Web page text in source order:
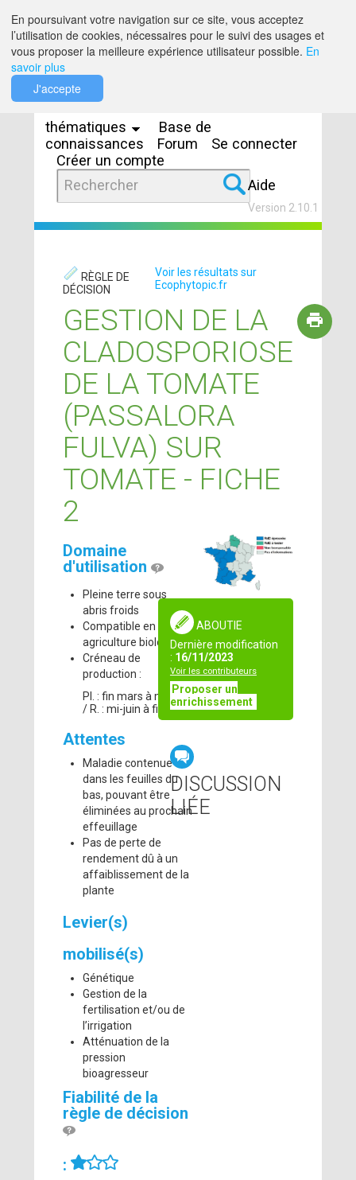
thématiques
Base de
connaissances
Forum
Se connecter
Créer un compte
Aide
Version 2.10.1
RÈGLE DE
DÉCISION
Voir les résultats sur
Ecophytopic.fr
GESTION DE LA
CLADOSPORIOSE
DE LA TOMATE
(PASSALORA
FULVA) SUR
TOMATE - FICHE
2
Domaine
d'utilisation
Pleine terre sous
abris froids
Compatible en
agriculture biologique
Créneau de
production :
Pl. : fin mars à mi-avr.
/ R. : mi-juin à fin oct.
Attentes
Maladie contenue
dans les feuilles du
bas, pouvant être
éliminées au prochain
effeuillage
Pas de perte de
rendement dû à un
affaiblissement de la
plante
Levier(s)
mobilisé(s)
Génétique
Gestion de la
fertilisation et/ou de
l’irrigation
Atténuation de la
pression
bioagresseur
Fiabilité de la
règle de décision
:
ABOUTIE
Dernière modification
: 16/11/2023
Voir les contributeurs
Proposer un
enrichissement
DISCUSSION
LIÉE
En poursuivant votre navigation sur ce site, vous acceptez
l’utilisation de cookies, nécessaires pour le suivi des usages et
vous proposer la meilleure expérience utilisateur possible. En
savoir plus
J'accepte